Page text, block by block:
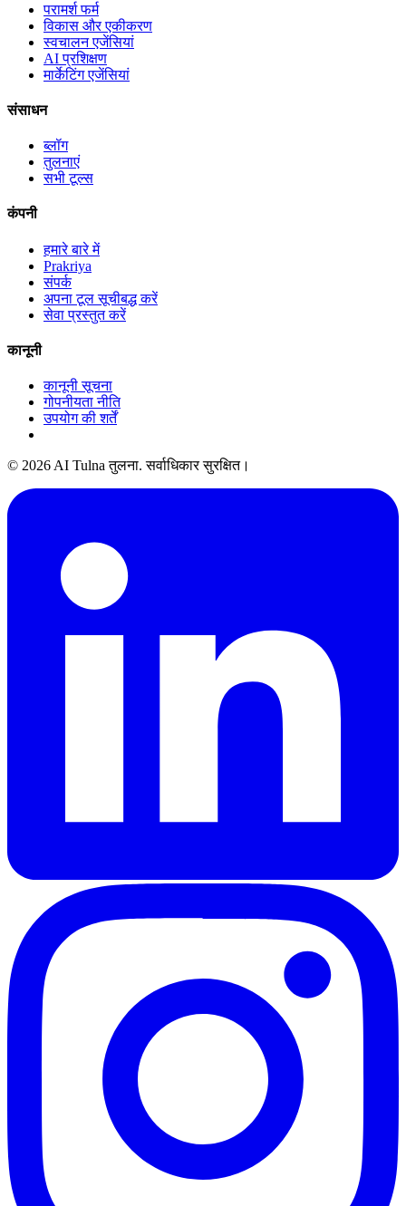
परामर्श फर्म
विकास और एकीकरण
स्वचालन एजेंसियां
AI प्रशिक्षण
मार्केटिंग एजेंसियां
संसाधन
ब्लॉग
तुलनाएं
सभी टूल्स
कंपनी
हमारे बारे में
Prakriya
संपर्क
अपना टूल सूचीबद्ध करें
सेवा प्रस्तुत करें
कानूनी
कानूनी सूचना
गोपनीयता नीति
उपयोग की शर्तें
© 2026 AI Tulna तुलना. सर्वाधिकार सुरक्षित।